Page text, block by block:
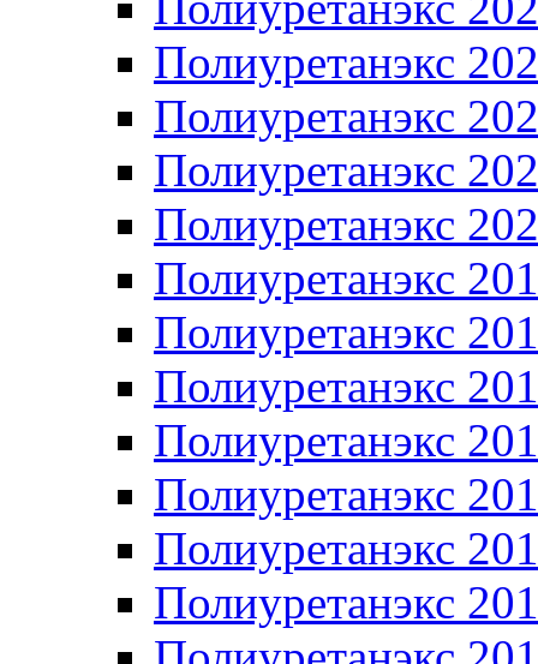
Полиуретанэкс
Полиуретанэкс
Полиуретанэкс
Полиуретанэкс
Полиуретанэкс
Полиуретанэкс
Полиуретанэкс
Полиуретанэкс
Полиуретанэкс
Полиуретанэкс
Полиуретанэкс